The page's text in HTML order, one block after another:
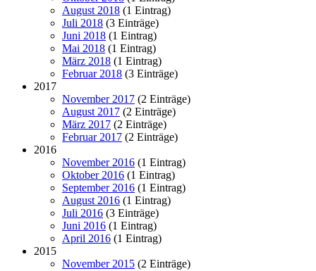
August 2018 (1 Eintrag)
Juli 2018 (3 Einträge)
Juni 2018 (1 Eintrag)
Mai 2018 (1 Eintrag)
März 2018 (1 Eintrag)
Februar 2018 (3 Einträge)
2017
November 2017 (2 Einträge)
August 2017 (2 Einträge)
März 2017 (2 Einträge)
Februar 2017 (2 Einträge)
2016
November 2016 (1 Eintrag)
Oktober 2016 (1 Eintrag)
September 2016 (1 Eintrag)
August 2016 (1 Eintrag)
Juli 2016 (3 Einträge)
Juni 2016 (1 Eintrag)
April 2016 (1 Eintrag)
2015
November 2015 (2 Einträge)